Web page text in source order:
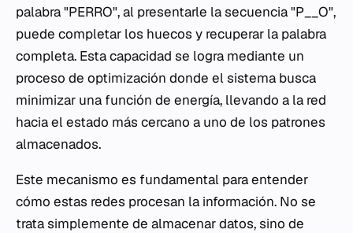
palabra "PERRO", al presentarle la secuencia "P__O",
puede completar los huecos y recuperar la palabra
completa. Esta capacidad se logra mediante un
proceso de optimización donde el sistema busca
minimizar una función de energía, llevando a la red
hacia el estado más cercano a uno de los patrones
almacenados.
Este mecanismo es fundamental para entender
cómo estas redes procesan la información. No se
trata simplemente de almacenar datos, sino de